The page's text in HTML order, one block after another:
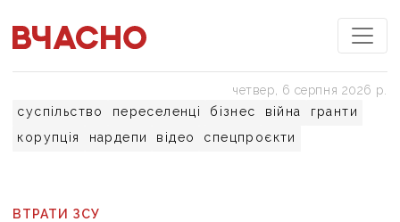
суспільство переселенці бізнес війна
гранти
корупція
нардепи відео спецпроєкти
четвер, 6 серпня 2026 р.
ВТРАТИ ЗСУ